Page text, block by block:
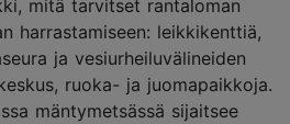
mitä tarvitset rantaloman
harrastamiseen: leikkikenttiä,
ja vesiurheiluvälineiden
ruoka- ja juomapaikkoja.
mäntymetsässä sijaitsee